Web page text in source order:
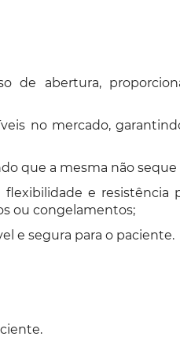
de abertura,
no mercado,
que a mesma não
e resistência
ou congelamentos;
e segura para o paciente.